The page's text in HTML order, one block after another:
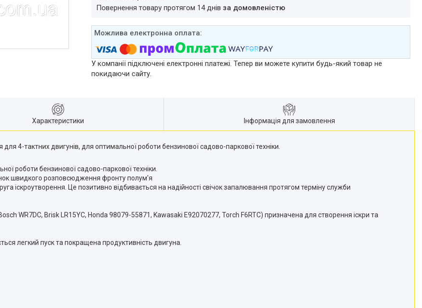
повернення товару протягом 14 днів за домовленістю
У компанії підключені електронні платежі. Тепер ви можете купити будь-який товар не
покидаючи сайту.
Характеристики Інформація для замовлення
для 4-тактних двигунів, для оптимальної роботи бензинової садово-паркової техніки.
роботи бензинової садово-паркової техніки.
швидкого розповсюдження фронту полум'я
іскроутворення. Це позитивно відбивається на надійності свічок запалювання протягом терміну служби
WR7DC, Brisk LR15YC, Honda 98079-55871, Kawasaki E92070277, Torch F6RTC) призначена для створення іскри та
легкий пуск та покращена продуктивність двигуна.